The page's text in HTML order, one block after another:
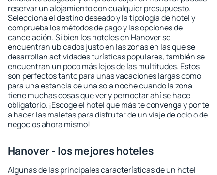
reservar un alojamiento con cualquier presupuesto.
Selecciona el destino deseado y la tipología de hotel y
comprueba los métodos de pago y las opciones de
cancelación. Si bien los hoteles en Hanover se
encuentran ubicados justo en las zonas en las que se
desarrollan actividades turísticas populares, también se
encuentran un poco más lejos de las multitudes. Estos
son perfectos tanto para unas vacaciones largas como
para una estancia de una sola noche cuando la zona
tiene muchas cosas que ver y pernoctar ahí se hace
obligatorio. ¡Escoge el hotel que más te convenga y ponte
a hacer las maletas para disfrutar de un viaje de ocio o de
negocios ahora mismo!
Hanover - los mejores hoteles
Algunas de las principales características de un hotel